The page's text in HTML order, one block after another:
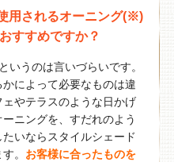
用されるオーニング(※)
すすめですか？
うのは言いづらいです。
によって必要なものは違
やテラスのような日かげ
ニングを、すだれのよう
いならスタイルシェード
。 お客様に合ったものを